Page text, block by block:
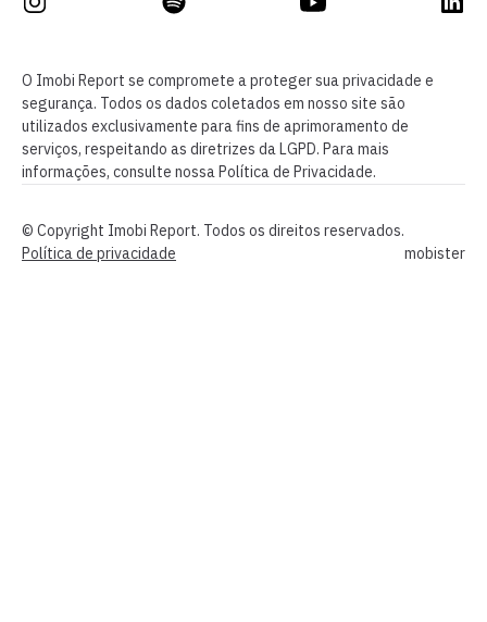
O Imobi Report se compromete a proteger sua privacidade e
segurança. Todos os dados coletados em nosso site são
utilizados exclusivamente para fins de aprimoramento de
serviços, respeitando as diretrizes da LGPD. Para mais
informações, consulte nossa Política de Privacidade.
© Copyright Imobi Report. Todos os direitos reservados.
Política de privacidade
mobister